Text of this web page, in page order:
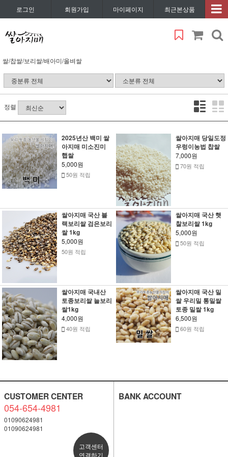
로그인 회원가입 마이페이지 최근본상품
쌀/찹쌀/보리쌀/배아미/올벼쌀
정렬
2025년산 백미 쌀
아지매 미소진미
햅쌀
5,000원
50원 적립
쌀아지매 당일도정
우렁이농법 찹쌀
7,000원
70원 적립
쌀아지매 국산 블
랙보리쌀 검은보리
쌀 1kg
5,000원
50원 적립
쌀아지매 국산 햇
찰보리쌀 1kg
5,000원
50원 적립
쌀아지매 국내산
토종보리쌀 늘보리
쌀1kg
4,000원
40원 적립
쌀아지매 국산 밀
쌀 우리밀 통밀쌀
토종 밀쌀 1kg
6,500원
60원 적립
CUSTOMER CENTER
054-654-4981
01090624981
01090624981
고객센터
연결하기
BANK ACCOUNT